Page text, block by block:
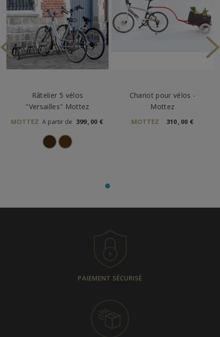
Râtelier 5 vélos
"Versailles" Mottez
MOTTEZ A partir de 399, 00 €
Chariot pour vélos -
Mottez
MOTTEZ 310, 00 €
PAIEMENT SÉCURISÉ